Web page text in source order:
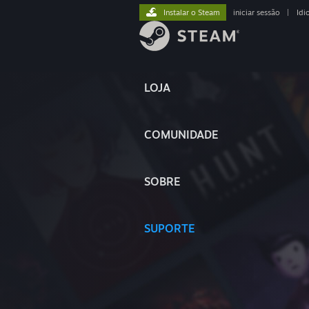
LOJA
COMUNIDADE
SOBRE
SUPORTE
Instalar o Steam iniciar sessão